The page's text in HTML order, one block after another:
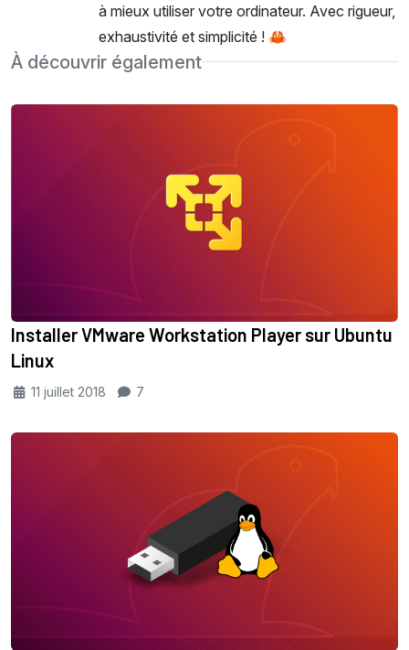
à mieux utiliser votre ordinateur. Avec rigueur,
exhaustivité et simplicité ! 🦀
À découvrir également
Installer VMware Workstation Player sur Ubuntu
Linux
11 juillet 2018 7